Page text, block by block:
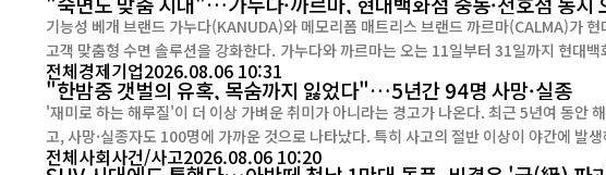
기능성 베개 브랜드 가누다(KANUDA)와 메모리폼 매트리스 브랜드 까르마(CALMA)가
고객 맞춤형 수면 솔루션을 강화한다. 가누다와 까르마는 오는 11일부터 31일까지 현대백화점 중동점과 천호점에서 그랜드 오픈 기념 프
로모션을 진행한다고 밝혔다. 이번 신규 매장은 단순한 제품 판매를 넘어 고객이
전체경제기업2026.08.06 10:31
"한밤중 갯벌의 유혹, 목숨까지 잃었다"…5년간 94명 사망·실종
'재미로 하는 해루질'이 더 이상 가벼운 취미가 아니라는 경고가 나온다. 최근 5년여 동안
고, 사망·실종자도 100명에 가까운 것으로 나타났다. 특히 사고의 절반 이상이 야간에 발
지적이다. 국회 농림축산식품해양수산위원회 김선교 의원이 해양경찰청으로부터 제출
전체사회사건/사고2026.08.06 10:20